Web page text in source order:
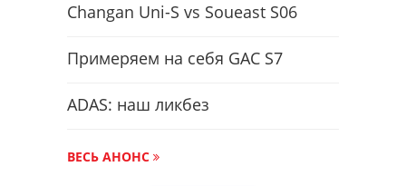
Changan Uni-S vs Soueast S06
Примеряем на себя GAC S7
ADAS: наш ликбез
ВЕСЬ АНОНС